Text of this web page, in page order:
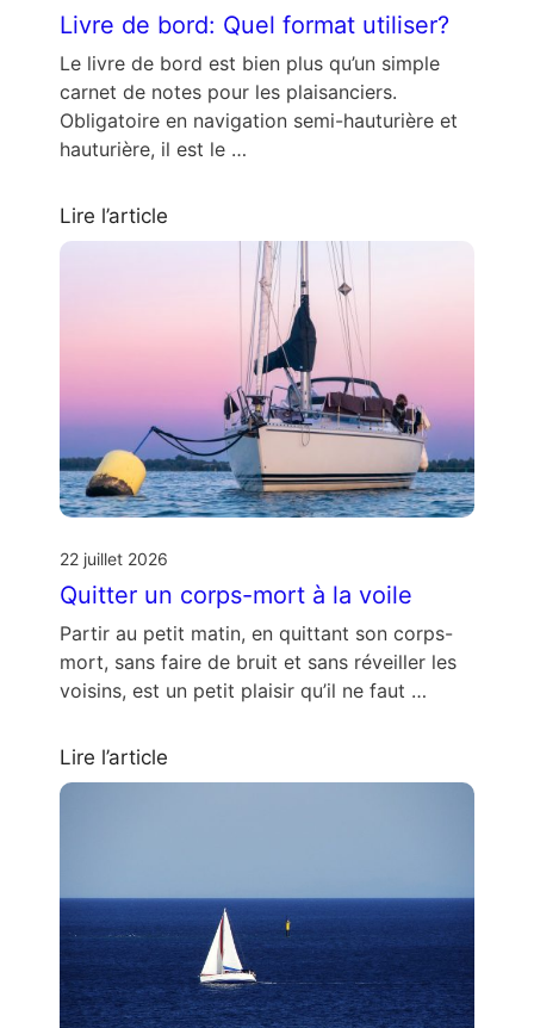
Livre de bord: Quel format utiliser?
Le livre de bord est bien plus qu’un simple
carnet de notes pour les plaisanciers.
Obligatoire en navigation semi-hauturière et
hauturière, il est le …
Lire l’article
22 juillet 2026
Quitter un corps-mort à la voile
Partir au petit matin, en quittant son corps-
mort, sans faire de bruit et sans réveiller les
voisins, est un petit plaisir qu’il ne faut …
Lire l’article